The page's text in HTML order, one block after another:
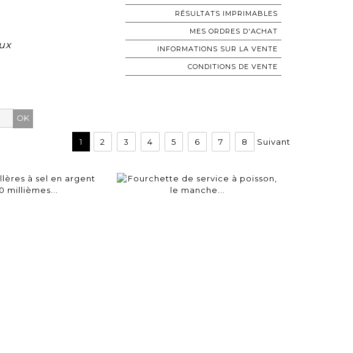
RÉSULTATS IMPRIMABLES
MES ORDRES D'ACHAT
INFORMATIONS SUR LA VENTE
CONDITIONS DE VENTE
1 2 3 4 5 6 7 8 Suivant